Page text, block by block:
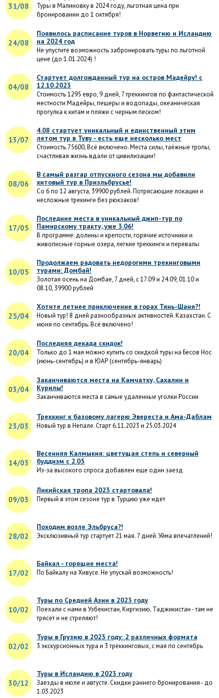
31/08
Туры в Малиновку в 2024 году, льготная цена при
бронировании до 1 октября!
24/08
Появилось расписание туров в Норвегию и Исландию
на 2024 год
Не упустите возможность забронировать туры по льготной
цене (до 1.01.2024) !
04/08
Стартует долгожданный тур на остров Мадейру! с
12.10.2023
Стоимость 1295 евро, 9 дней, 7 треккингов по фантастической
местности Мадейры, пещеры и водопады, океаническая
прогулка к китам и пляжи с черным песком!
13/07
4.08 стартует уникальный и единственный этим
летом тур в Туву - есть еще несколько мест
Стоимость 75600, Всё включено. Места силы, таёжные тропы,
счастливая жизнь вдали от цивилизации!
08/06
В самый разгар отпускного сезона мы добавили
хитовый тур в Приэльбрусье!
Со 6 по 12 августа, 39900 рублей. Потрясающие локации и
несложные трекинги без рюкзаков!
17/05
Последние места в уникальный джип-тур по
Памирскому тракту, уже 3.06!
В программе: долины и крепости, горячие источники и
живописные горные озера, легкие треккинги и перевалы
10/05
Продолжаем радовать недорогими трекинговыми
турами: Домбай!
Золотая осень на Домбае, 7 дней, с 17.09 и 24.09, 01.10 и
08.10, 39900 рублей
25/04
Хотите летнее приключение в горах Тянь-Шаня?!
Новый тур! 8 дней разнообразных активностей. Казахстан. С
июня по сентябрь. Всё включено!
20/04
Последняя декада скидок!
Только до 1 мая можно купить со скидкой туры на Бесов Нос
(июнь-сентябрь) и в ЮАР (сентябрь-январь)
03/04
Заканчиваются места на Камчатку, Сахалин и
Курилы!
Заканчиваются места в самые удаленные уголки России
23/03
Треккинг к базовому лагерю Эвереста и Ама-Даблам
Новый тур в Непале. Старт 6.11.2023 и 25.03.2024
14/03
Весенняя Калмыкия: цветущая степь и северный
буддизм с 2.05
Из-за высокого спроса добавлен еще один заезд
09/03
Ликийская тропа 2023 стартовала!
Первый в этом сезоне тур в Турцию уже идет
28/02
Походим возле Эльбруса?!
Эксклюзивный тур стартует 21 мая. 7 дней. Уйма впечатлений!
17/02
Байкал - горящие места!
По Байкалу на Хивусе. Не упускай возможность!
10/02
Туры по Средней Азии в 2023 году
Поехали с нами в Узбекистан, Киргизию, Таджикистан - там не
трясет и не стреляют!
02/02
Туры в Грузию в 2023 году: 2 различных формата
3 экскурсионных тура и 3 треккинговых, с мая по сентябрь
30/12
Туры в Исландию в 2023 году
Заезды в июле и августе. Скидки раннего бронирования - до
1.03.2023